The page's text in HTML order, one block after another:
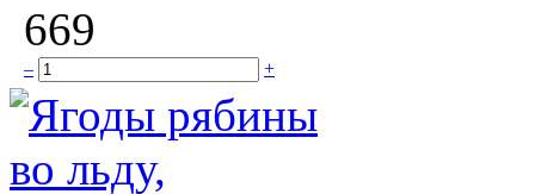
669
– +